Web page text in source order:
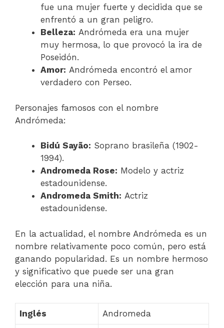
fue una mujer fuerte y decidida que se
enfrentó a un gran peligro.
Belleza: Andrómeda era una mujer
muy hermosa, lo que provocó la ira de
Poseidón.
Amor: Andrómeda encontró el amor
verdadero con Perseo.
Personajes famosos con el nombre
Andrómeda:
Bidú Sayão: Soprano brasileña (1902-
1994).
Andromeda Rose: Modelo y actriz
estadounidense.
Andromeda Smith: Actriz
estadounidense.
En la actualidad, el nombre Andrómeda es un
nombre relativamente poco común, pero está
ganando popularidad. Es un nombre hermoso
y significativo que puede ser una gran
elección para una niña.
Inglés Andromeda